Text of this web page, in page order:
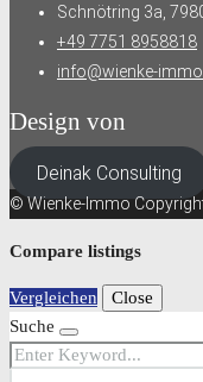
Schnötring 3a,
+49 7751 8958818
info@wienke-
Design von
Deinak Consulting
© Wienke-Immo
Compare listings
Vergleichen
Close
Suche